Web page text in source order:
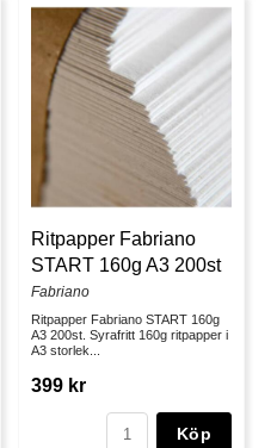
Ritpapper Fabriano
START 160g A3 200st
Fabriano
Ritpapper Fabriano START 160g
A3 200st. Syrafritt 160g ritpapper i
A3 storlek...
399 kr
Köp